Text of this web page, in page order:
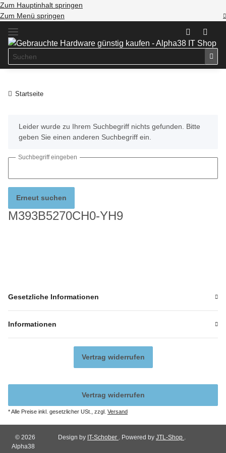
Zum Hauptinhalt springen
Zum Menü springen
Startseite
xLeider wurde zu Ihrem Suchbegriff nichts gefunden. Bitte
geben Sie einen anderen Suchbegriff ein.
Suchbegriff eingeben
Erneut suchen
M393B5270CH0-YH9
Gesetzliche Informationen
Informationen
Vertrag widerrufen
Vertrag widerrufen
* Alle Preise inkl. gesetzlicher USt., zzgl. Versand
© 2026
Alpha38
Design by IT-Schober . Powered by JTL-Shop .